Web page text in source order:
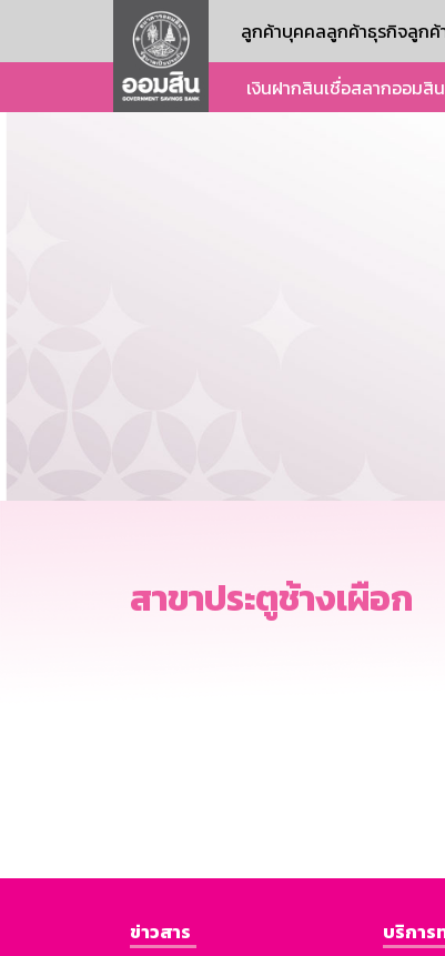
ลูกค้าบุคคลลูกค้าธุรกิจลูกค้
เงินฝากสินเชื่อสลากออมสิน
สาขาประตูช้างเผือก
ข่าวสาร
บริการ